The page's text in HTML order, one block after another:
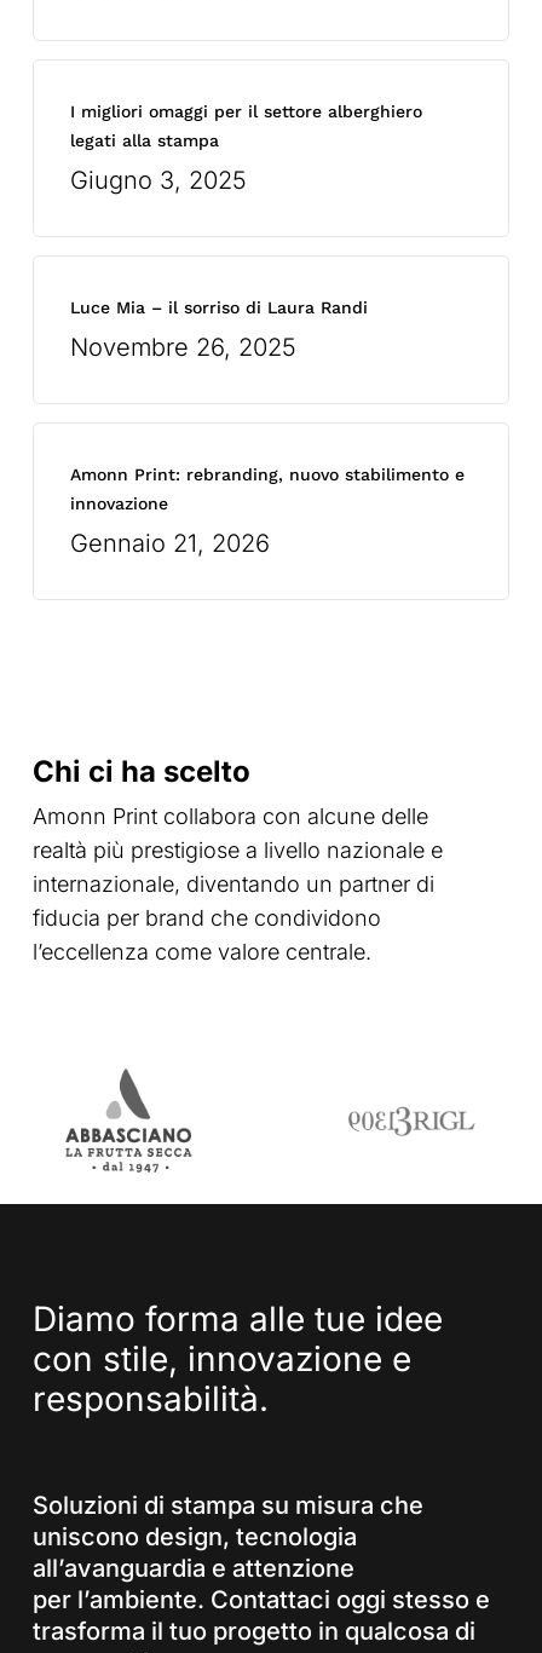
I migliori omaggi per il settore alberghiero
legati alla stampa
Giugno 3, 2025
Luce Mia – il sorriso di Laura Randi
Novembre 26, 2025
Amonn Print: rebranding, nuovo stabilimento e
innovazione
Gennaio 21, 2026
Chi ci ha scelto
Amonn Print collabora con alcune delle
realtà più prestigiose a livello nazionale e
internazionale, diventando un partner di
fiducia per brand che condividono
l’eccellenza come valore centrale.
Diamo forma alle tue idee
con stile, innovazione e
responsabilità.
Soluzioni di stampa su misura che
uniscono design, tecnologia
all’avanguardia e attenzione
per l’ambiente. Contattaci oggi stesso e
trasforma il tuo progetto in qualcosa di